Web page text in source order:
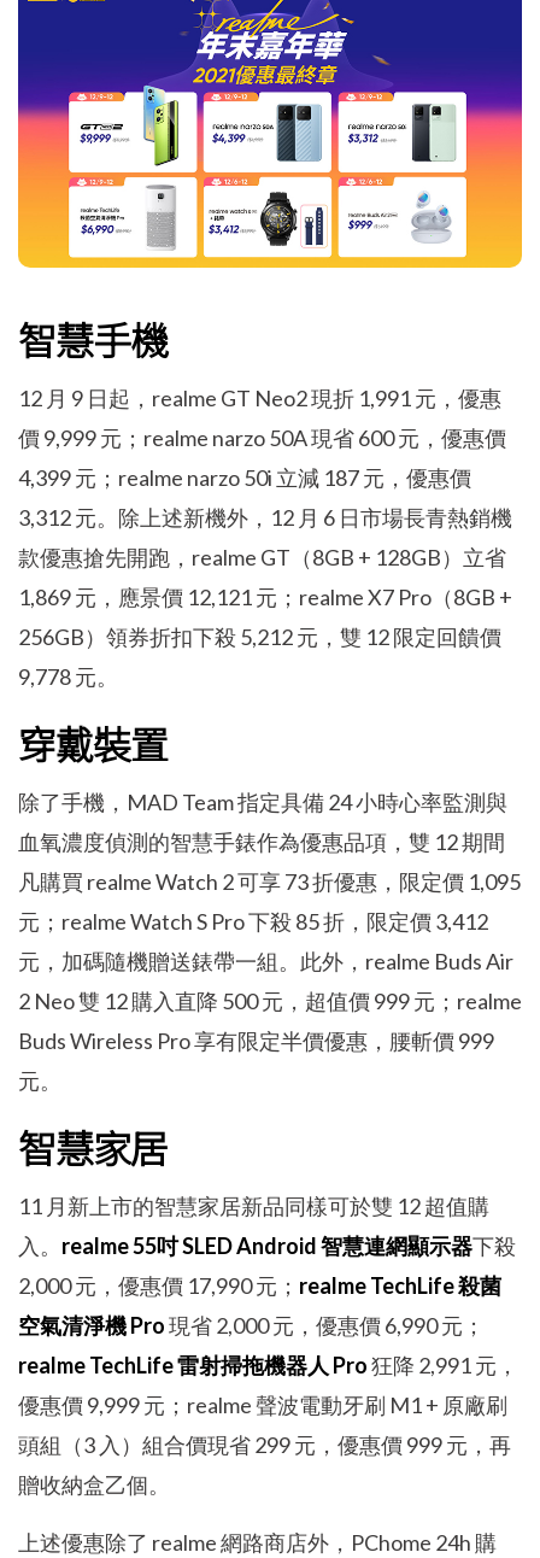
智慧手機
12 月 9 日起，realme GT Neo2 現折 1,991 元，優惠
價 9,999 元；realme narzo 50A 現省 600 元，優惠價
4,399 元；realme narzo 50i 立減 187 元，優惠價
3,312 元。除上述新機外，12 月 6 日市場長青熱銷機
款優惠搶先開跑，realme GT（8GB + 128GB）立省
1,869 元，應景價 12,121 元；realme X7 Pro（8GB +
256GB）領券折扣下殺 5,212 元，雙 12 限定回饋價
9,778 元。
穿戴裝置
除了手機，MAD Team 指定具備 24 小時心率監測與
血氧濃度偵測的智慧手錶作為優惠品項，雙 12 期間
凡購買 realme Watch 2 可享 73 折優惠，限定價 1,095
元；realme Watch S Pro 下殺 85 折，限定價 3,412
元，加碼隨機贈送錶帶一組。此外，realme Buds Air
2 Neo 雙 12 購入直降 500 元，超值價 999 元；realme
Buds Wireless Pro 享有限定半價優惠，腰斬價 999
元。
智慧家居
11 月新上市的智慧家居新品同樣可於雙 12 超值購
入。 realme 55吋 SLED Android 智慧連網顯示器下殺
2,000 元，優惠價 17,990 元； realme TechLife 殺菌
空氣清淨機 Pro現省 2,000 元，優惠價 6,990 元；
realme TechLife 雷射掃拖機器人 Pro狂降 2,991 元，
優惠價 9,999 元；realme 聲波電動牙刷 M1 + 原廠刷
頭組（3 入）組合價現省 299 元，優惠價 999 元，再
贈收納盒乙個。
上述優惠除了 realme 網路商店外，PChome 24h 購